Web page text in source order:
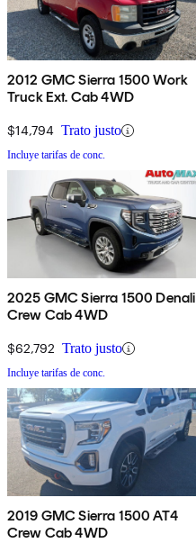
2012 GMC Sierra 1500 Work
Truck Ext. Cab 4WD
$14,794 Trato justo
Incluye tarifas de conc.
2025 GMC Sierra 1500 Denali
Crew Cab 4WD
$62,792 Trato justo
Incluye tarifas de conc.
2019 GMC Sierra 1500 AT4
Crew Cab 4WD